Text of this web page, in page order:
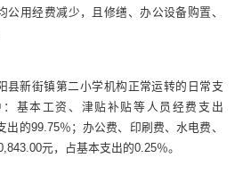
公用经费减少，且修缮、办公设备购置、
县新街镇第二小学机构正常运转的日常支
基本工资、津贴补贴等人员经费支出
出的99.75％；办公费、印刷费、水电费、
元， 占基本支出的0.25％。